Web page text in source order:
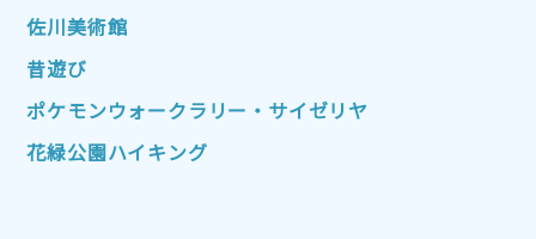
2022年7月
2022年4月
2022年1月 2021年12月 2021年11月
2021年10月 2021年9月
佐川美術館
昔遊び
ポケモンウォークラリー・サイゼリヤ
花緑公園ハイキング